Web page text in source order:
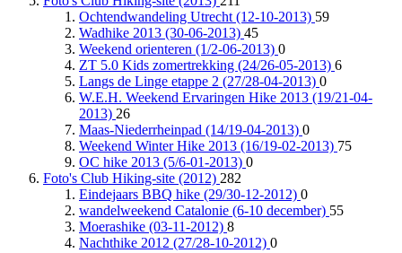
Ochtendwandeling Utrecht (12-10-2013) 59
Wadhike 2013 (30-06-2013) 45
Weekend orienteren (1/2-06-2013) 0
ZT 5.0 Kids zomertrekking (24/26-05-2013) 6
Langs de Linge etappe 2 (27/28-04-2013) 0
W.E.H. Weekend Ervaringen Hike 2013 (19/21-04-
2013) 26
Maas-Niederrheinpad (14/19-04-2013) 0
Weekend Winter Hike 2013 (16/19-02-2013) 75
OC hike 2013 (5/6-01-2013) 0
Foto's Club Hiking-site (2012) 282
Eindejaars BBQ hike (29/30-12-2012) 0
wandelweekend Catalonie (6-10 december) 55
Moerashike (03-11-2012) 8
Nachthike 2012 (27/28-10-2012) 0